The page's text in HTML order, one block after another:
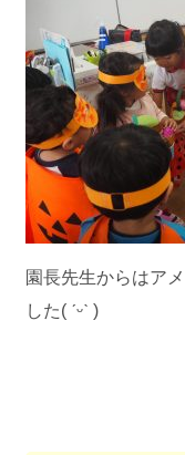
園長先生からはア
した( ˊᵕˋ )